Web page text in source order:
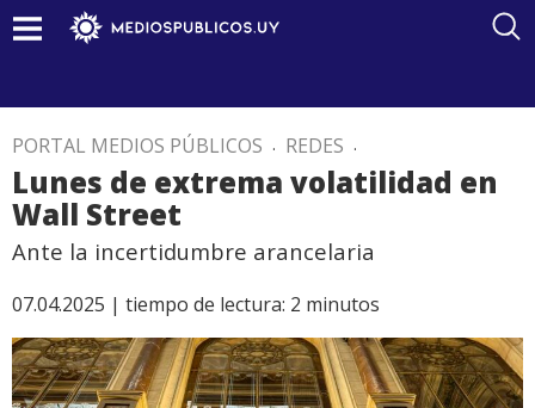
PORTAL MEDIOS PÚBLICOS . REDES .
Lunes de extrema volatilidad en
Wall Street
Ante la incertidumbre arancelaria
07.04.2025 | tiempo de lectura: 2 minutos